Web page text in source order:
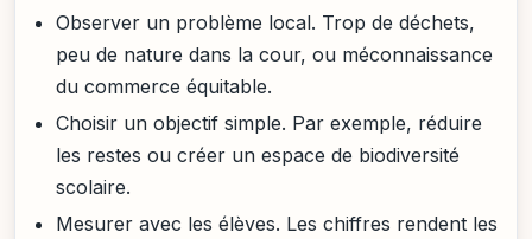
Observer un problème local. Trop de déchets,
peu de nature dans la cour, ou méconnaissance
du commerce équitable.
Choisir un objectif simple. Par exemple, réduire
les restes ou créer un espace de biodiversité
scolaire.
Mesurer avec les élèves. Les chiffres rendent les